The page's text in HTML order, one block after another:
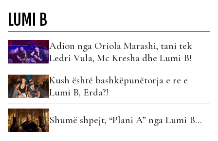
LUMI B
Adion nga Oriola Marashi, tani tek
Ledri Vula, Mc Kresha dhe Lumi B!
Kush është bashkëpunëtorja e re e
Lumi B, Erda?!
Shumë shpejt, “Plani A” nga Lumi B…